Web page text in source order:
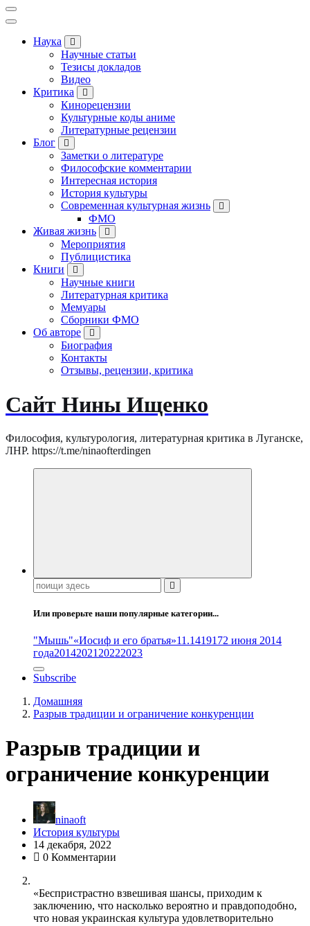
Наука
Научные статьи
Тезисы докладов
Видео
Критика
Кинорецензии
Культурные коды аниме
Литературные рецензии
Блог
Заметки о литературе
Философские комментарии
Интересная история
История культуры
Современная культурная жизнь
ФМО
Живая жизнь
Мероприятия
Публицистика
Книги
Научные книги
Литературная критика
Мемуары
Сборники ФМО
Об авторе
Биография
Контакты
Отзывы, рецензии, критика
Сайт Нины Ищенко
Философия, культурология, литературная критика в Луганске,
ЛНР. https://t.me/ninaofterdingen
Поиск:
Или проверьте наши популярные категории...
"Мышь"«Иосиф и его братья»11.1419172 июня 2014
года2014202120222023
Subscribe
Домашняя
Разрыв традиции и ограничение конкуренции
Разрыв традиции и
ограничение конкуренции
ninaoft
История культуры
14 декабря, 2022
0 Комментарии
«Беспристрастно взвешивая шансы, приходим к
заключению, что насколько вероятно и правдоподобно,
что новая украинская культура удовлетворительно